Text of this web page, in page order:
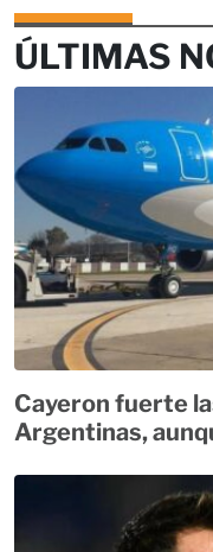
ÚLTIMAS
Cayeron fuerte
Argentinas,